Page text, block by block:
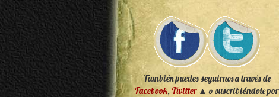
También puedes seguirnos a través de
Facebook,Twitter▲ o suscribiéndote por